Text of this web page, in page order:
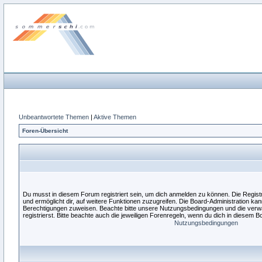
Unbeantwortete Themen | Aktive Themen
Foren-Übersicht
Du musst in diesem Forum registriert sein, um dich anmelden zu können. Die
und ermöglicht dir, auf weitere Funktionen zuzugreifen. Die Board-Administration
Berechtigungen zuweisen. Beachte bitte unsere Nutzungsbedingungen und die
registrierst. Bitte beachte auch die jeweiligen Forenregeln, wenn du dich in diesem
Nutzungsbedingungen